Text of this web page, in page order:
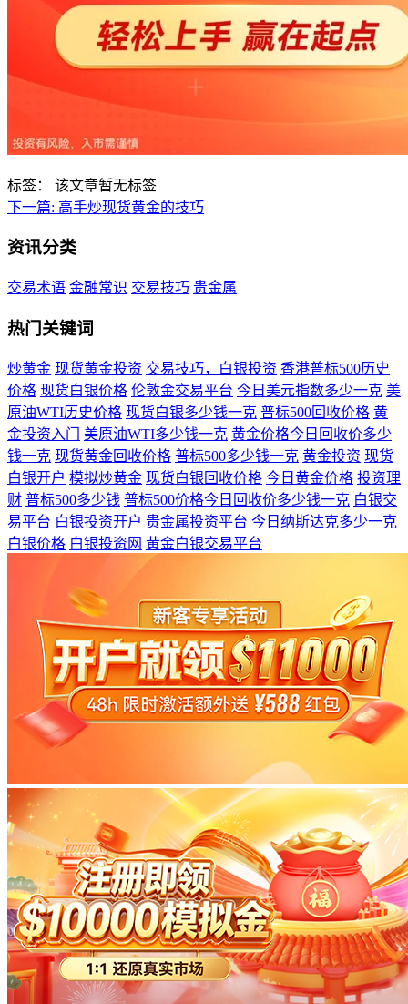
标签：
该文章暂无标签
下一篇: 高手炒现货黄金的技巧
资讯分类
交易术语 金融常识 交易技巧 贵金属
热门关键词
炒黄金 现货黄金投资 交易技巧，白银投资 香港普标500历史
价格 现货白银价格 伦敦金交易平台 今日美元指数多少一克 美
原油WTI历史价格 现货白银多少钱一克 普标500回收价格 黄
金投资入门
美原油WTI多少钱一克 黄金价格今日回收价多少
钱一克 现货黄金回收价格 普标500多少钱一克 黄金投资 现货
白银开户 模拟炒黄金 现货白银回收价格 今日黄金价格 投资理
财 普标500多少钱 普标500价格今日回收价多少钱一克 白银交
易平台 白银投资开户 贵金属投资平台 今日纳斯达克多少一克
白银价格 白银投资网 黄金白银交易平台